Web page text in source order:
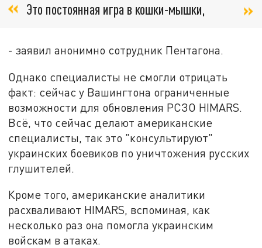
Это постоянная игра в кошки-мышки,
- заявил анонимно сотрудник Пентагона.
Однако специалисты не смогли отрицать
факт: сейчас у Вашингтона ограниченные
возможности для обновления РСЗО HIMARS.
Всё, что сейчас делают американские
специалисты, так это "консультируют"
украинских боевиков по уничтожения русских
глушителей.
Кроме того, американские аналитики
расхваливают HIMARS, вспоминая, как
несколько раз она помогла украинским
войскам в атаках.